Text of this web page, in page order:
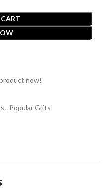
now!
, Popular Gifts